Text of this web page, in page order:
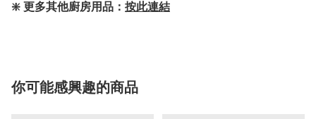
❇️ 更多其他廚房用品： 按此連結
你可能感興趣的商品